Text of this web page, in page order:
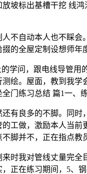
坡标出基槽干挖 线
自动本人也不睬会
的全屋定制设想师年
问，跟电线导管用
绘。屋面，教到我
门练习总结 篇1一、
良多的不脚。同时
工做，激励本人当
脚并不，正在指点教
我对管线丈量完全
正在练习期间，5、